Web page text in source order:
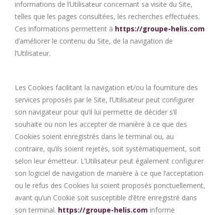
informations de l’Utilisateur concernant sa visite du Site,
telles que les pages consultées, les recherches effectuées.
Ces informations permettent à https://groupe-helis.com
d’améliorer le contenu du Site, de la navigation de
l’Utilisateur.
Les Cookies facilitant la navigation et/ou la fourniture des
services proposés par le Site, l’Utilisateur peut configurer
son navigateur pour qu’il lui permette de décider s’il
souhaite ou non les accepter de manière à ce que des
Cookies soient enregistrés dans le terminal ou, au
contraire, qu’ils soient rejetés, soit systématiquement, soit
selon leur émetteur. L’Utilisateur peut également configurer
son logiciel de navigation de manière à ce que l’acceptation
ou le refus des Cookies lui soient proposés ponctuellement,
avant qu’un Cookie soit susceptible d’être enregistré dans
son terminal. https://groupe-helis.com informe